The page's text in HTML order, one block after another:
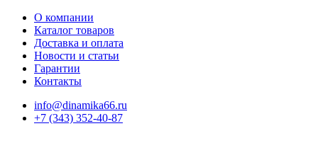
О компании
Каталог товаров
Доставка и оплата
Новости и статьи
Гарантии
Контакты
info@dinamika66.ru
+7 (343) 352-40-87